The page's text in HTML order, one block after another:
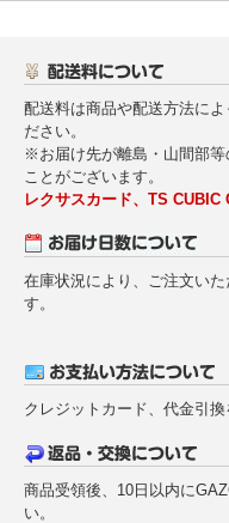
配送料は商品や配送方法に
ださい。
※お届け先が離島・山間部等
ことがございます。
レクサスカード、TS CUBIC
在庫状況により、ご注文い
す。
クレジットカード、代金引換
商品受領後、10日以内に
い。